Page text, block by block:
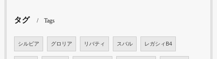
タグ Tags
シルビア グロリア リバティ スバル レガシィB4